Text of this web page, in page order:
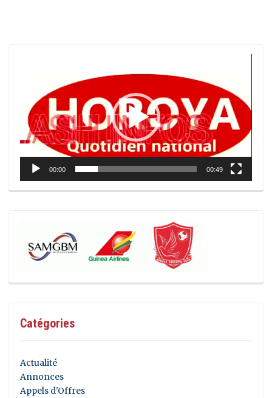
00:00 00:49
Catégories
Actualité
Annonces
Appels d'Offres